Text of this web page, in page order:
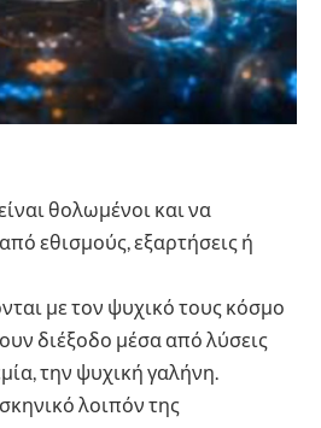
θολωμένοι και να
εθισμούς, εξαρτήσεις ή
με τον ψυχικό τους κόσμο
διέξοδο μέσα από λύσεις
την ψυχική γαλήνη.
λοιπόν της